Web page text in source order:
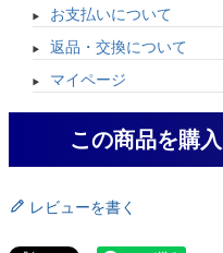
お支払いについて
返品・交換について
マイページ
この商品を購
レビューを書く